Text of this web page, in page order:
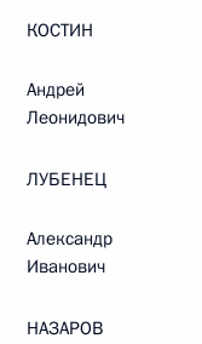
КОСТИН
Андрей
Леонидович
ЛУБЕНЕЦ
Александр
Иванович
НАЗАРОВ